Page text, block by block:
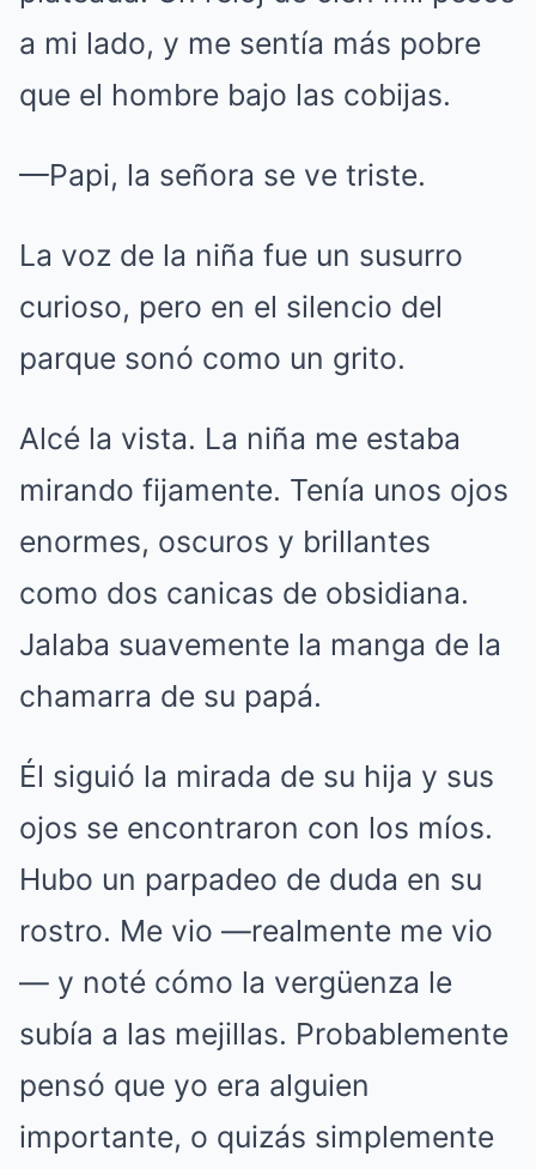
a mi lado, y me sentía más pobre
que el hombre bajo las cobijas.
—Papi, la señora se ve triste.
La voz de la niña fue un susurro
curioso, pero en el silencio del
parque sonó como un grito.
Alcé la vista. La niña me estaba
mirando fijamente. Tenía unos ojos
enormes, oscuros y brillantes
como dos canicas de obsidiana.
Jalaba suavemente la manga de la
chamarra de su papá.
Él siguió la mirada de su hija y sus
ojos se encontraron con los míos.
Hubo un parpadeo de duda en su
rostro. Me vio —realmente me vio
— y noté cómo la vergüenza le
subía a las mejillas. Probablemente
pensó que yo era alguien
importante, o quizás simplemente